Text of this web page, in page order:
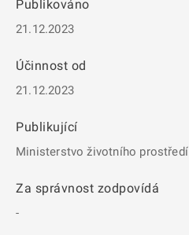
Publikováno
21.12.2023
Účinnost od
21.12.2023
Publikující
Ministerstvo životního prostředí
Za správnost zodpovídá
-